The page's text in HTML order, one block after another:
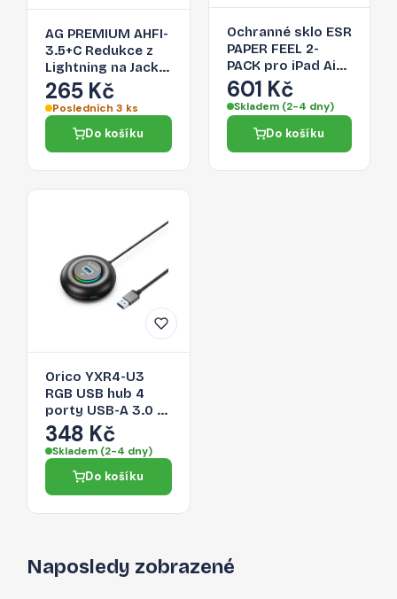
AG PREMIUM AHFI-
3.5+C Redukce z
Lightning na Jack
3,5/Lightning,
černá
265 Kč
Posledních 3 ks
Do košíku
Ochranné sklo ESR
PAPER FEEL 2-
PACK pro iPad Air
13" (1 / 2 / 3 2024-
2026) - clear
601 Kč
Skladem (2-4 dny)
Do košíku
Orico YXR4-U3
RGB USB hub 4
porty USB-A 3.0 s
audio/mikrofonním
portem 0,3 m –
černý
348 Kč
Skladem (2-4 dny)
Do košíku
Naposledy zobrazené